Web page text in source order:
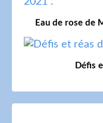
Eau de rose de
Défis